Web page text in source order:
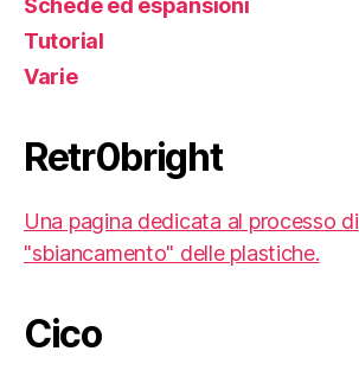
Tutorial
Varie
Retr0bright
Una pagina dedicata al processo di
"sbiancamento" delle plastiche.
Cico